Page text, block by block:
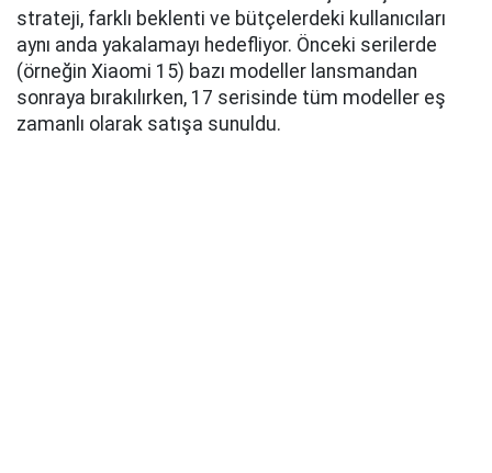
strateji, farklı beklenti ve bütçelerdeki kullanıcıları
aynı anda yakalamayı hedefliyor. Önceki serilerde
(örneğin Xiaomi 15) bazı modeller lansmandan
sonraya bırakılırken, 17 serisinde tüm modeller eş
zamanlı olarak satışa sunuldu.